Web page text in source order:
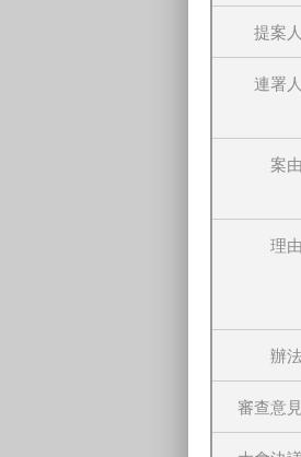
提案人
連署人
案由
理由
辦法
審查意見